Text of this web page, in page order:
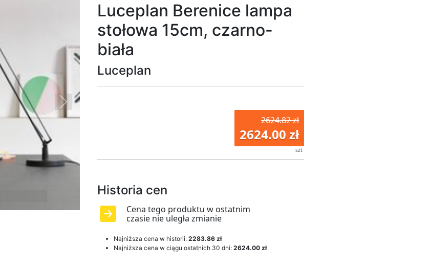
Next
Luceplan Berenice lampa
stołowa 15cm, czarno-
biała
Luceplan
2624.82 zł
2624.00 zł
szt
Historia cen
Cena tego produktu w ostatnim
czasie nie uległa zmianie
Najniższa cena w historii: 2283.86 zł
Najniższa cena w ciągu ostatnich 30 dni: 2624.00 zł